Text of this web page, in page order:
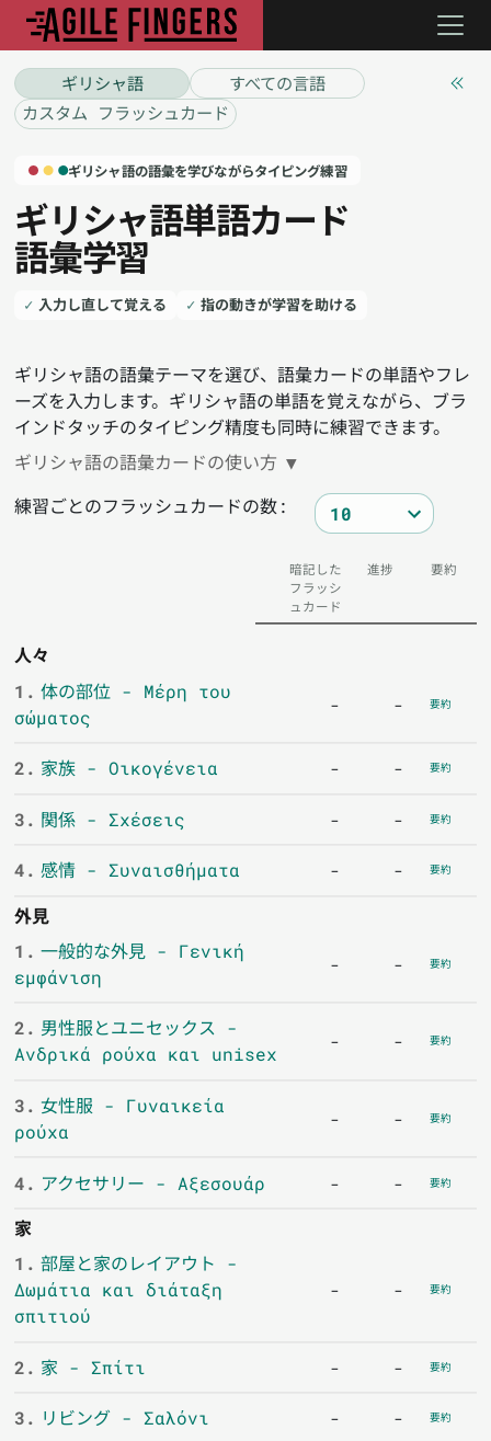
ギリシャ語
すべての言語
カスタム フラッシュカード
ギリシャ語の語彙を学びながらタイピング練習
ギリシャ語単語カード
語彙学習
入力し直して覚える 指の動きが学習を助ける
ギリシャ語の語彙テーマを選び、語彙カードの単語やフレ
ーズを入力します。ギリシャ語の単語を覚えながら、ブラ
インドタッチのタイピング精度も同時に練習できます。
ギリシャ語の語彙カードの使い方 ▼
練習ごとのフラッシュカードの数:
暗記した
フラッシ
ュカード
進捗 要約
人々
1. 体の部位 - Μέρη του
σώματος
- - 要約
2. 家族 - Οικογένεια - - 要約
3. 関係 - Σχέσεις - - 要約
4. 感情 - Συναισθήματα - - 要約
外見
1. 一般的な外見 - Γενική
εμφάνιση
- - 要約
2. 男性服とユニセックス -
Ανδρικά ρούχα και unisex
- - 要約
3. 女性服 - Γυναικεία
ρούχα
- - 要約
4. アクセサリー - Αξεσουάρ - - 要約
家
1. 部屋と家のレイアウト -
Δωμάτια και διάταξη
σπιτιού
- - 要約
2. 家 - Σπίτι - - 要約
3. リビング - Σαλόνι - - 要約